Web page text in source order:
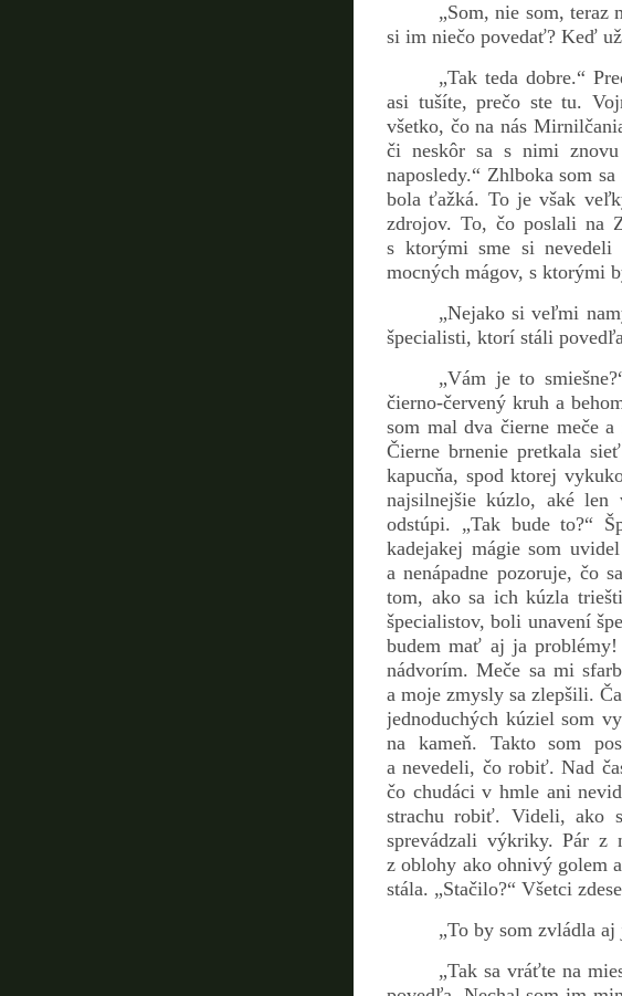
„Som, nie som, teraz
si im niečo povedať? Keď
„Tak teda dobre.“
asi tušíte, prečo ste tu.
všetko, čo na nás
či neskôr sa s nimi
naposledy.“ Zhlboka som
bola ťažká. To je však
zdrojov. To, čo poslali na
s ktorými sme si
mocných mágov, s ktorými
„Nejako si veľmi
špecialisti, ktorí stáli
„Vám je to
čierno-červený kruh a
som mal dva čierne meče
Čierne brnenie pretkala
kapucňa, spod ktorej
najsilnejšie kúzlo, aké len
odstúpi. „Tak bude to?“
kadejakej mágie som
a nenápadne pozoruje, čo
tom, ako sa ich kúzla
špecialistov, boli unavení
budem mať aj ja
nádvorím. Meče sa mi
a moje zmysly sa zlepšili.
jednoduchých kúziel som
na kameň. Takto som
a nevedeli, čo robiť. Nad
čo chudáci v hmle ani
strachu robiť. Videli, ako
sprevádzali výkriky. Pár
z oblohy ako ohnivý golem
stála. „Stačilo?“ Všetci
„To by som zvládla aj
„Tak sa vráťte na